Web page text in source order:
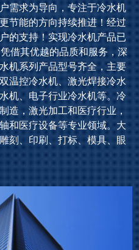
需求为导向，专注于冷水机
节能的方向持续推进！经过
的支持！实现冷水机产品已
借其优越的品质和服务，深
机系列产品型号齐全，主要
温控冷水机、激光焊接冷水
机、电子行业冷水机等。冷
造，激光加工和医疗行业，
和医疗设备等专业领域。大
刻、印刷、打标、模具、眼